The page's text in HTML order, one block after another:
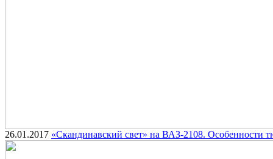
26.01.2017 «Скандинавский свет» на ВАЗ-2108. Особенности